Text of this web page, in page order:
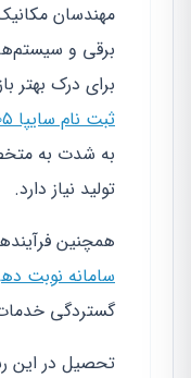
مهندسان
برقی و
برای درک بهتر
ثبت نام سایپا ۱۴۰۵
به شدت به
تولید نیاز دارد.
همچنین
سامانه نوبت
گستردگی
تحصیل در این